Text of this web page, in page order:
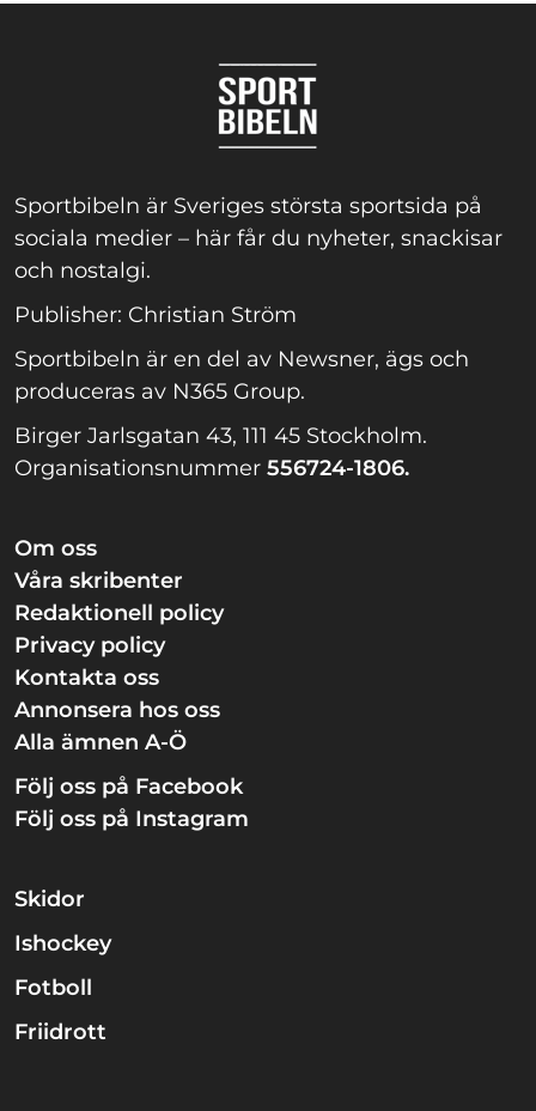
Sportbibeln är Sveriges största sportsida på
sociala medier – här får du nyheter, snackisar
och nostalgi.
Publisher: Christian Ström
Sportbibeln är en del av Newsner, ägs och
produceras av N365 Group.
Birger Jarlsgatan 43, 111 45 Stockholm.
Organisationsnummer 556724-1806.
Om oss
Våra skribenter
Redaktionell policy
Privacy policy
Kontakta oss
Annonsera hos oss
Alla ämnen A-Ö
Följ oss på Facebook
Följ oss på Instagram
Skidor
Ishockey
Fotboll
Friidrott